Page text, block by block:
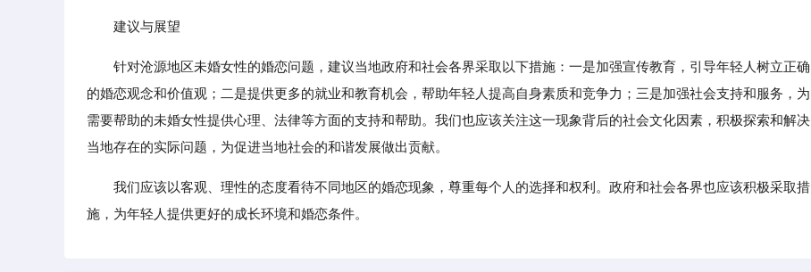
建议与展望
针对沧源地区未婚女性的婚恋问题，建议当地政府和社会各界采取以下措施：一是加强宣传教育，引导年轻人树立正确
的婚恋观念和价值观；二是提供更多的就业和教育机会，帮助年轻人提高自身素质和竞争力；三是加强社会支持和服务，为
需要帮助的未婚女性提供心理、法律等方面的支持和帮助。我们也应该关注这一现象背后的社会文化因素，积极探索和解决
当地存在的实际问题，为促进当地社会的和谐发展做出贡献。
我们应该以客观、理性的态度看待不同地区的婚恋现象，尊重每个人的选择和权利。政府和社会各界也应该积极采取措
施，为年轻人提供更好的成长环境和婚恋条件。